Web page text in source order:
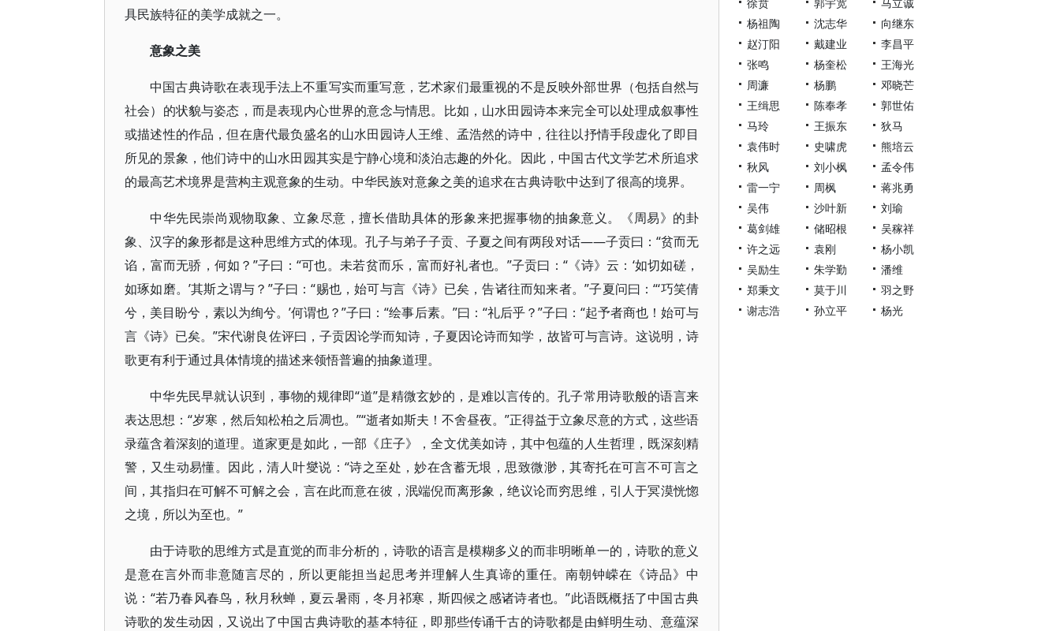
具民族特征的美学成就之一。
意象之美
中国古典诗歌在表现手法上不重写实而重写意，艺术家们最重视的不是反映外部世界（包括自然与
社会）的状貌与姿态，而是表现内心世界的意念与情思。比如，山水田园诗本来完全可以处理成叙事性
或描述性的作品，但在唐代最负盛名的山水田园诗人王维、孟浩然的诗中，往往以抒情手段虚化了即目
所见的景象，他们诗中的山水田园其实是宁静心境和淡泊志趣的外化。因此，中国古代文学艺术所追求
的最高艺术境界是营构主观意象的生动。中华民族对意象之美的追求在古典诗歌中达到了很高的境界。
中华先民崇尚观物取象、立象尽意，擅长借助具体的形象来把握事物的抽象意义。《周易》的卦
象、汉字的象形都是这种思维方式的体现。孔子与弟子子贡、子夏之间有两段对话——子贡曰：“贫而无
谄，富而无骄，何如？”子曰：“可也。未若贫而乐，富而好礼者也。”子贡曰：“《诗》云：‘如切如磋，
如琢如磨。’其斯之谓与？”子曰：“赐也，始可与言《诗》已矣，告诸往而知来者。”子夏问曰：“‘巧笑倩
兮，美目盼兮，素以为绚兮。’何谓也？”子曰：“绘事后素。”曰：“礼后乎？”子曰：“起予者商也！始可与
言《诗》已矣。”宋代谢良佐评曰，子贡因论学而知诗，子夏因论诗而知学，故皆可与言诗。这说明，诗
歌更有利于通过具体情境的描述来领悟普遍的抽象道理。
中华先民早就认识到，事物的规律即“道”是精微玄妙的，是难以言传的。孔子常用诗歌般的语言来
表达思想：“岁寒，然后知松柏之后凋也。”“逝者如斯夫！不舍昼夜。”正得益于立象尽意的方式，这些语
录蕴含着深刻的道理。道家更是如此，一部《庄子》，全文优美如诗，其中包蕴的人生哲理，既深刻精
警，又生动易懂。因此，清人叶燮说：“诗之至处，妙在含蓄无垠，思致微渺，其寄托在可言不可言之
间，其指归在可解不可解之会，言在此而意在彼，泯端倪而离形象，绝议论而穷思维，引人于冥漠恍惚
之境，所以为至也。”
由于诗歌的思维方式是直觉的而非分析的，诗歌的语言是模糊多义的而非明晰单一的，诗歌的意义
是意在言外而非意随言尽的，所以更能担当起思考并理解人生真谛的重任。南朝钟嵘在《诗品》中
说：“若乃春风春鸟，秋月秋蝉，夏云暑雨，冬月祁寒，斯四候之感诸诗者也。”此语既概括了中国古典
诗歌的发生动因，又说出了中国古典诗歌的基本特征，即那些传诵千古的诗歌都是由鲜明生动、意蕴深
杨祖陶
沈志华
向继东
赵汀阳
戴建业
李昌平
张鸣
杨奎松
王海光
周濂
杨鹏
邓晓芒
王缉思
陈奉孝
郭世佑
马玲
王振东
狄马
袁伟时
史啸虎
熊培云
秋风
刘小枫
孟令伟
雷一宁
周枫
蒋兆勇
吴伟
沙叶新
刘瑜
葛剑雄
储昭根
吴稼祥
许之远
袁刚
杨小凯
吴励生
朱学勤
潘维
郑秉文
莫于川
羽之野
谢志浩
孙立平 杨光